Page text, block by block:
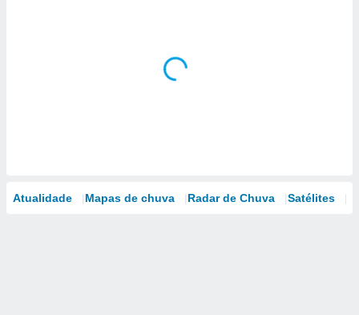
Atualidade Mapas de chuva Radar de Chuva Satélites